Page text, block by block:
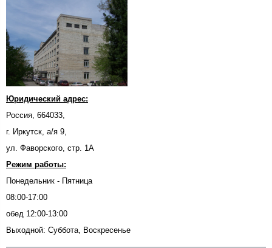
Юридический адрес:
Россия, 664033,
г. Иркутск, а/я 9,
ул. Фаворского, стр. 1А
Режим работы:
Понедельник - Пятница
08:00-17:00
обед 12:00-13:00
Выходной: Суббота, Воскресенье